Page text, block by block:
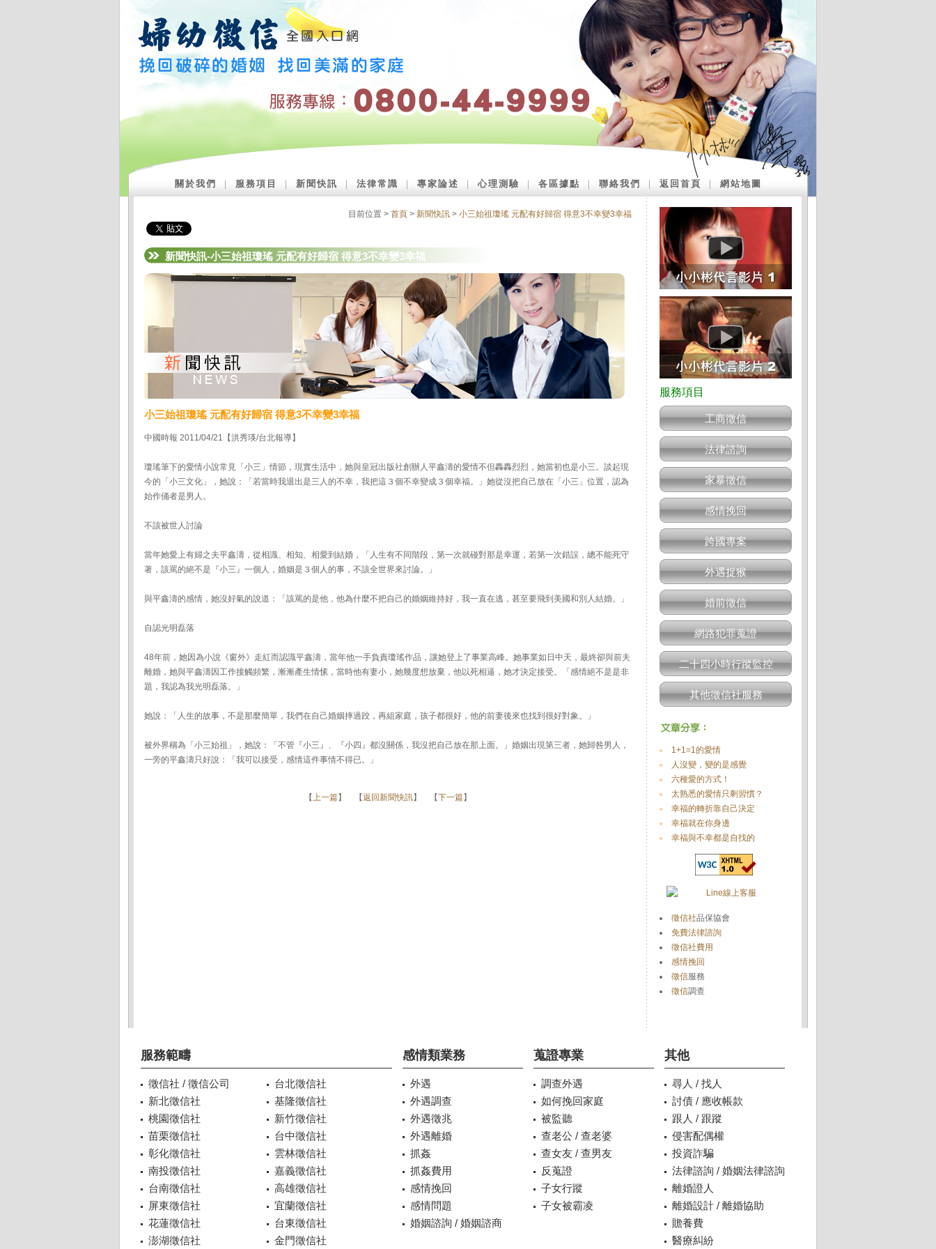
關於我們 服務項目 新聞快訊 法律常識 專家論述 ｜心理測驗 各區據點 聯絡我們 返回首頁 網站地圖
目前位置 > 首頁 > 新聞快訊 > 小三始祖瓊瑤 元配有好歸宿 得意3不幸變3幸福
新聞快訊-小三始祖瓊瑤 元配有好歸宿 得意3不幸變3幸福
小三始祖瓊瑤 元配有好歸宿 得意3不幸變3幸福
中國時報 2011/04/21【洪秀瑛/台北報導】
瓊瑤筆下的愛情小說常見「小三」情節，現實生活中，她與皇冠出版社創辦人平鑫濤的愛情不但轟轟烈烈，她當初也是小三。談起現
今的「小三文化」，她說：「若當時我退出是三人的不幸，我把這３個不幸變成３個幸福。」她從沒把自己放在「小三」位置，認為
始作俑者是男人。
不該被世人討論
當年她愛上有婦之夫平鑫濤，從相識、相知、相愛到結婚，「人生有不同階段，第一次就碰對那是幸運，若第一次錯誤，總不能死守
著，該罵的絕不是『小三』一個人，婚姻是３個人的事，不該全世界來討論。」
與平鑫濤的感情，她沒好氣的說道：「該罵的是他，他為什麼不把自己的婚姻維持好，我一直在逃，甚至要飛到美國和別人結婚。」
自認光明磊落
48年前，她因為小說《窗外》走紅而認識平鑫濤，當年他一手負責瓊瑤作品，讓她登上了事業高峰。她事業如日中天，最終卻與前夫
離婚，她與平鑫濤因工作接觸頻繁，漸漸產生情愫，當時他有妻小，她幾度想放棄，他以死相逼，她才決定接受。「感情絕不是是非
題，我認為我光明磊落。」
她說：「人生的故事，不是那麼簡單，我們在自己婚姻摔過跤，再組家庭，孩子都很好，他的前妻後來也找到很好對象。」
被外界稱為「小三始祖」，她說：「不管『小三』、『小四』都沒關係，我沒把自己放在那上面。」婚姻出現第三者，她歸咎男人，
一旁的平鑫濤只好說：「我可以接受，感情這件事情不得已。」
【上一篇】 【返回新聞快訊】 【下一篇】
工商徵信
法律諮詢
家暴徵信
感情挽回
跨國專案
外遇捉猴
婚前徵信
網路犯罪蒐證
二十四小時行蹤監控
其他徵信社服務
1+1=1的愛情
人沒變，變的是感覺
六種愛的方式！
太熟悉的愛情只剩習慣？
幸福的轉折靠自己決定
幸福就在你身邊
幸福與不幸都是自找的
徵信社品保協會
免費法律諮詢
徵信社費用
感情挽回
徵信服務
徵信調查
服務範疇
徵信社 / 徵信公司
台北徵信社
新北徵信社
基隆徵信社
桃園徵信社
新竹徵信社
苗栗徵信社
台中徵信社
彰化徵信社
雲林徵信社
南投徵信社
嘉義徵信社
台南徵信社
高雄徵信社
屏東徵信社
宜蘭徵信社
花蓮徵信社
台東徵信社
澎湖徵信社
金門徵信社
感情類業務
外遇
外遇調查
外遇徵兆
外遇離婚
抓姦
抓姦費用
感情挽回
感情問題
婚姻諮詢 / 婚姻諮商
蒐證專業
調查外遇
如何挽回家庭
被監聽
查老公 / 查老婆
查女友 / 查男友
反蒐證
子女行蹤
子女被霸凌
其他
尋人 / 找人
討債 / 應收帳款
跟人 / 跟蹤
侵害配偶權
投資詐騙
法律諮詢 / 婚姻法律諮詢
離婚證人
離婚設計 / 離婚協助
贍養費
醫療糾紛